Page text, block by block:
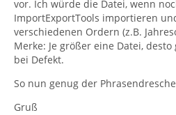
vor. Ich würde die Datei, wenn
ImportExportTools importieren
verschiedenen Ordern (z.B.
Merke: Je größer eine Datei,
bei Defekt.
So nun genug der
Gruß